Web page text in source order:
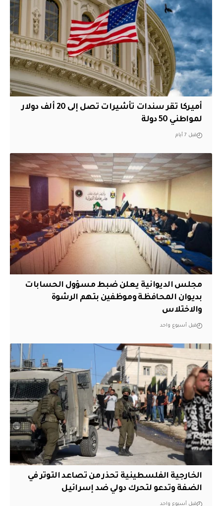
أميركا تقر سندات تأشيرات تصل إلى 20 ألف دولار
لمواطني 50 دولة
قبل 7 أيام
مجلس الديوانية يعلن ضبط مسؤول الحسابات
بديوان المحافظة وموظفين بتهم الرشوة
والاختلاس
قبل أسبوع واحد
الخارجية الفلسطينية تحذر من تصاعد التوتر في
الضفة وتدعو لتحرك دولي ضد إسرائيل
قبل أسبوع واحد